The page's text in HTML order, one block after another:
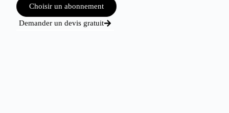
Choisir un abonnement
Demander un devis gratuit